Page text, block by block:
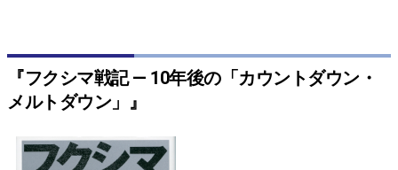
『フクシマ戦記 ― 10年後の「カウントダウン・
メルトダウン」』